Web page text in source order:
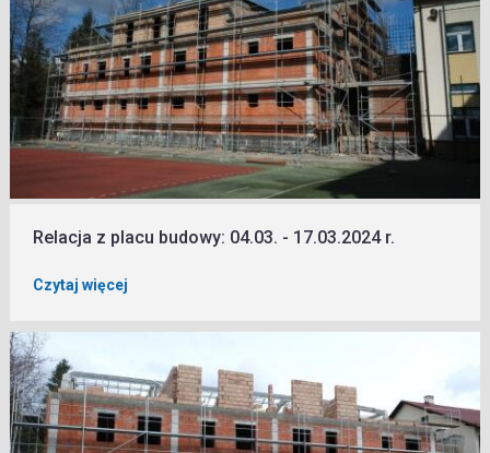
Relacja z placu budowy: 04.03. - 17.03.2024 r.
Czytaj więcej